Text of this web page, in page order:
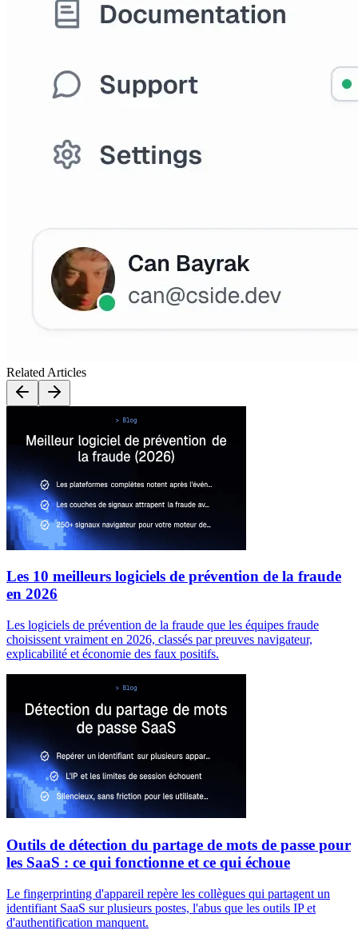
Related Articles
Les 10 meilleurs logiciels de prévention de la fraude
en 2026
Les logiciels de prévention de la fraude que les équipes fraude
choisissent vraiment en 2026, classés par preuves navigateur,
explicabilité et économie des faux positifs.
Outils de détection du partage de mots de passe pour
les SaaS : ce qui fonctionne et ce qui échoue
Le fingerprinting d'appareil repère les collègues qui partagent un
identifiant SaaS sur plusieurs postes, l'abus que les outils IP et
d'authentification manquent.